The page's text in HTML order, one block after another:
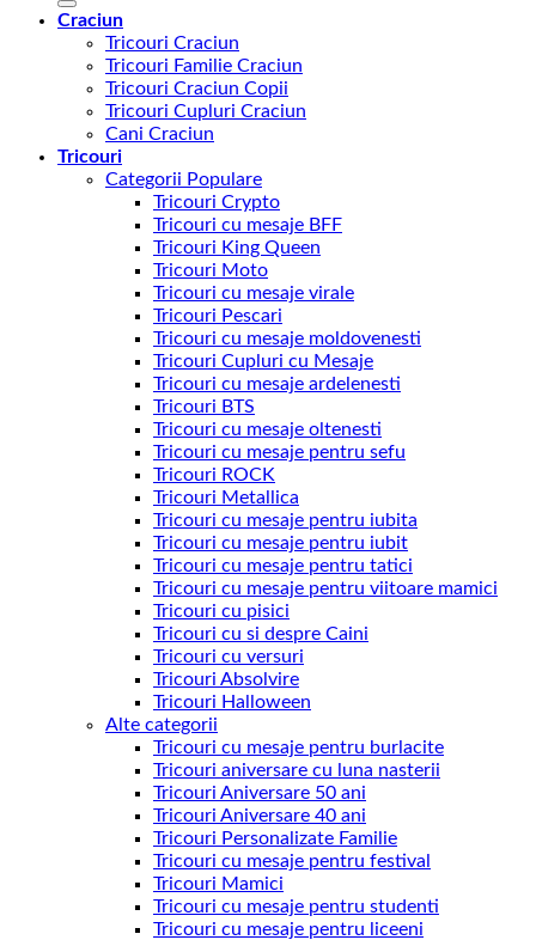
Craciun
Tricouri Craciun
Tricouri Familie Craciun
Tricouri Craciun Copii
Tricouri Cupluri Craciun
Cani Craciun
Tricouri
Categorii Populare
Tricouri Crypto
Tricouri cu mesaje BFF
Tricouri King Queen
Tricouri Moto
Tricouri cu mesaje virale
Tricouri Pescari
Tricouri cu mesaje moldovenesti
Tricouri Cupluri cu Mesaje
Tricouri cu mesaje ardelenesti
Tricouri BTS
Tricouri cu mesaje oltenesti
Tricouri cu mesaje pentru sefu
Tricouri ROCK
Tricouri Metallica
Tricouri cu mesaje pentru iubita
Tricouri cu mesaje pentru iubit
Tricouri cu mesaje pentru tatici
Tricouri cu mesaje pentru viitoare mamici
Tricouri cu pisici
Tricouri cu si despre Caini
Tricouri cu versuri
Tricouri Absolvire
Tricouri Halloween
Alte categorii
Tricouri cu mesaje pentru burlacite
Tricouri aniversare cu luna nasterii
Tricouri Aniversare 50 ani
Tricouri Aniversare 40 ani
Tricouri Personalizate Familie
Tricouri cu mesaje pentru festival
Tricouri Mamici
Tricouri cu mesaje pentru studenti
Tricouri cu mesaje pentru liceeni